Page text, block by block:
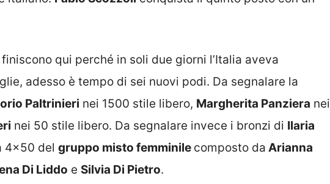
qui perché in soli due giorni l’Italia aveva
adesso è tempo di sei nuovi podi. Da segnalare la
Paltrinieri nei 1500 stile libero, Margherita Panziera nei
nei 50 stile libero. Da segnalare invece i bronzi di Ilaria
4×50 del gruppo misto femminile composto da Arianna
Di Liddo e Silvia Di Pietro.